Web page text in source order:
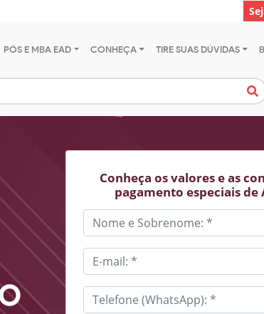
PÓS E MBA EAD CONHEÇA TIRE SUAS DÚVIDAS
Conheça os valores e as
pagamento especiais de